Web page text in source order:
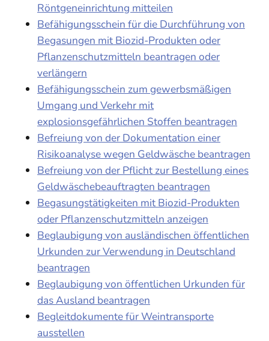
Röntgeneinrichtung mitteilen
Befähigungsschein für die Durchführung von
Begasungen mit Biozid-Produkten oder
Pflanzenschutzmitteln beantragen oder
verlängern
Befähigungsschein zum gewerbsmäßigen
Umgang und Verkehr mit
explosionsgefährlichen Stoffen beantragen
Befreiung von der Dokumentation einer
Risikoanalyse wegen Geldwäsche beantragen
Befreiung von der Pflicht zur Bestellung eines
Geldwäschebeauftragten beantragen
Begasungstätigkeiten mit Biozid-Produkten
oder Pflanzenschutzmitteln anzeigen
Beglaubigung von ausländischen öffentlichen
Urkunden zur Verwendung in Deutschland
beantragen
Beglaubigung von öffentlichen Urkunden für
das Ausland beantragen
Begleitdokumente für Weintransporte
ausstellen